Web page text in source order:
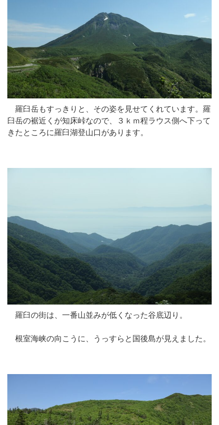
羅臼岳もすっきりと、その姿を見せてくれています。羅
臼岳の裾近くが知床峠なので、３ｋｍ程ラウス側へ下って
きたところに羅臼湖登山口があります。
羅臼の街は、一番山並みが低くなった谷底辺り。
根室海峡の向こうに、うっすらと国後島が見えました。